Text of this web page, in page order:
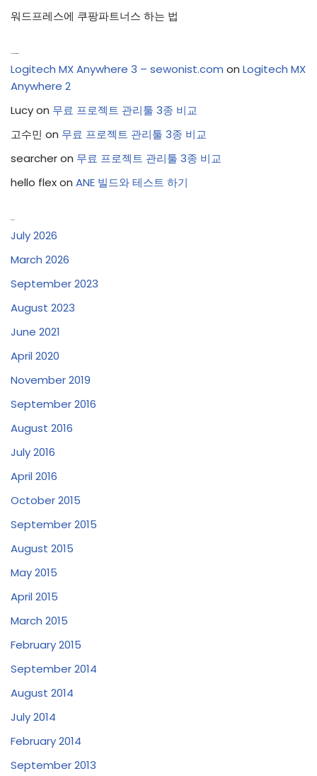
워드프레스에 쿠팡파트너스 하는 법
Logitech MX Anywhere 3 – sewonist.com on Logitech MX
Anywhere 2
Lucyon 무료 프로젝트 관리툴 3종 비교
고수민 on 무료 프로젝트 관리툴 3종 비교
searcheron 무료 프로젝트 관리툴 3종 비교
hello flexon ANE 빌드와 테스트 하기
July 2026
March 2026
September 2023
August 2023
June 2021
April 2020
November 2019
September 2016
August 2016
July 2016
April 2016
October 2015
September 2015
August 2015
May 2015
April 2015
March 2015
February 2015
September 2014
August 2014
July 2014
February 2014
September 2013